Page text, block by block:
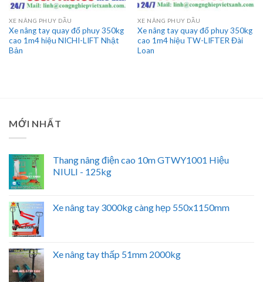
XE NÂNG PHUY DẦU
Xe nâng tay quay đổ phuy 350kg
cao 1m4 hiệu NICHI-LIFT Nhật
Bản
XE NÂNG PHUY DẦU
Xe nâng tay quay đổ phuy 350kg
cao 1m4 hiệu TW-LIFTER Đài
Loan
MỚI NHẤT
Thang nâng điện cao 10m GTWY1001 Hiệu
NIULI - 125kg
Xe nâng tay 3000kg càng hẹp 550x1150mm
Xe nâng tay thấp 51mm 2000kg